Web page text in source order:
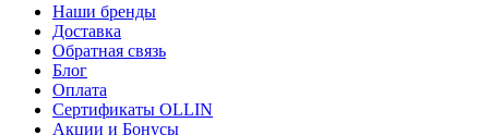
Наши бренды
Доставка
Обратная связь
Блог
Оплата
Сертификаты OLLIN
Акции и Бонусы